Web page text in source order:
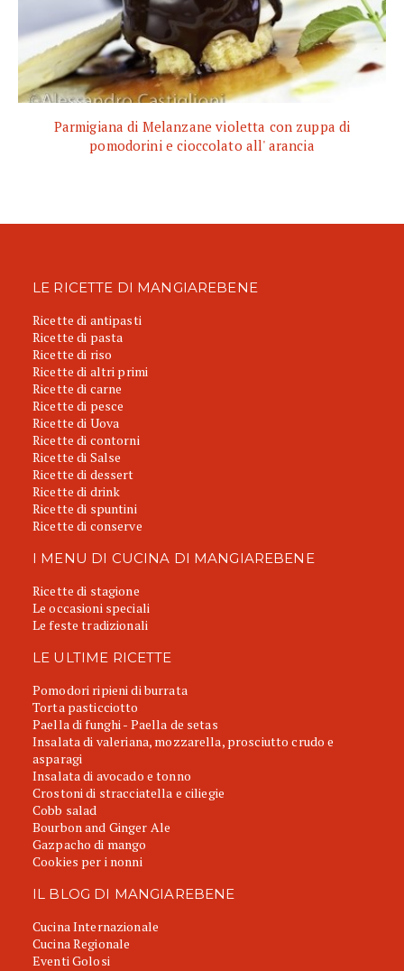
Parmigiana di Melanzane violetta con zuppa di
pomodorini e cioccolato all' arancia
LE RICETTE DI MANGIAREBENE
Ricette di antipasti
Ricette di pasta
Ricette di riso
Ricette di altri primi
Ricette di carne
Ricette di pesce
Ricette di Uova
Ricette di contorni
Ricette di Salse
Ricette di dessert
Ricette di drink
Ricette di spuntini
Ricette di conserve
I MENU DI CUCINA DI MANGIAREBENE
Ricette di stagione
Le occasioni speciali
Le feste tradizionali
LE ULTIME RICETTE
Pomodori ripieni di burrata
Torta pasticciotto
Paella di funghi - Paella de setas
Insalata di valeriana, mozzarella, prosciutto crudo e
asparagi
Insalata di avocado e tonno
Crostoni di stracciatella e ciliegie
Cobb salad
Bourbon and Ginger Ale
Gazpacho di mango
Cookies per i nonni
IL BLOG DI MANGIAREBENE
Cucina Internazionale
Cucina Regionale
Eventi Golosi